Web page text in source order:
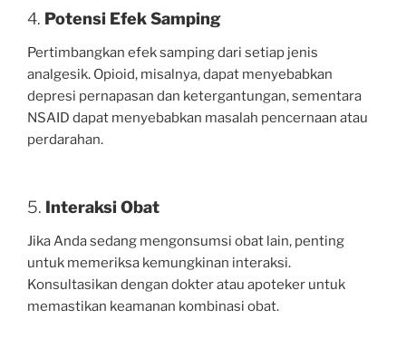
4. Potensi Efek Samping
Pertimbangkan efek samping dari setiap jenis
analgesik. Opioid, misalnya, dapat menyebabkan
depresi pernapasan dan ketergantungan, sementara
NSAID dapat menyebabkan masalah pencernaan atau
perdarahan.
5. Interaksi Obat
Jika Anda sedang mengonsumsi obat lain, penting
untuk memeriksa kemungkinan interaksi.
Konsultasikan dengan dokter atau apoteker untuk
memastikan keamanan kombinasi obat.